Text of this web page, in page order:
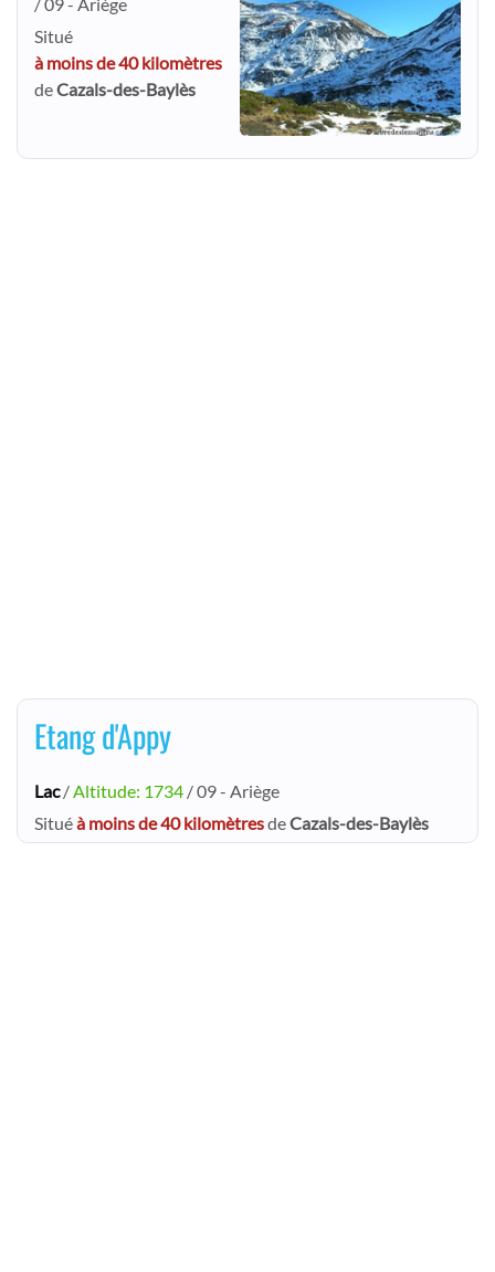
Situé
à moins de 40 kilomètres
deCazals-des-Baylès
Etang d'Appy
Lac/Altitude: 1734 / 09 - Ariège
Situéà moins de 40 kilomètresdeCazals-des-Baylès